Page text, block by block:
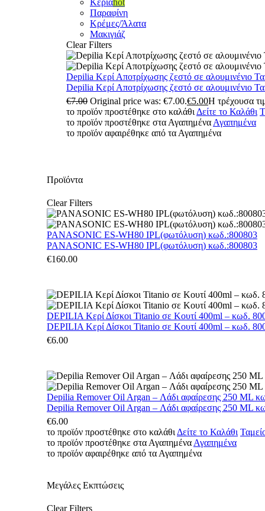
Κεριάhot
Παραφίνη
Κρέμες/Άλατα
Μακιγιάζ
Clear Filters
Depilia Κερί Αποτρίχωσης ζεστό σε αλουμινένιο
Depilia Κερί Αποτρίχωσης ζεστό σε αλουμινένιο
€7.00 Original price was: €7.00.€5.00Η τρέχουσα
το προϊόν προστέθηκε στο καλάθι Δείτε το Καλάθι
το προϊόν προστέθηκε στα Αγαπημένα Αγαπημένα
το προϊόν αφαιρέθηκε από τα Αγαπημένα
Προϊόντα
Clear Filters
PANASONIC ES-WH80 IPL(φωτόλυση) κωδ.:800803
PANASONIC ES-WH80 IPL(φωτόλυση) κωδ.:800803
€160.00
DEPILIA Κερί Δίσκοι Titanio σε Κουτί 400ml – κωδ.
DEPILIA Κερί Δίσκοι Titanio σε Κουτί 400ml – κωδ.
€6.00
Depilia Remover Oil Argan – Λάδι αφαίρεσης 250 ML
Depilia Remover Oil Argan – Λάδι αφαίρεσης 250 ML
€6.00
το προϊόν προστέθηκε στο καλάθι Δείτε το Καλάθι
το προϊόν προστέθηκε στα Αγαπημένα Αγαπημένα
το προϊόν αφαιρέθηκε από τα Αγαπημένα
Μεγάλες Εκπτώσεις
Clear Filters